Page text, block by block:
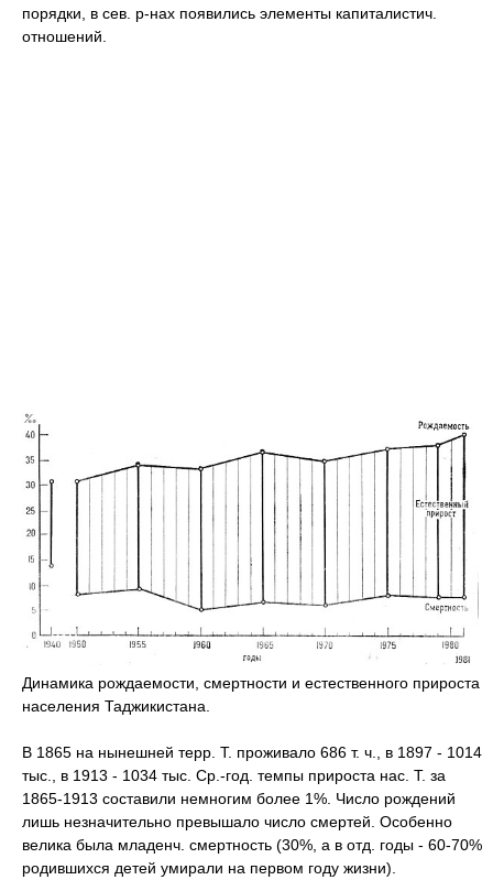
порядки, в сев. р-нах появились элементы капиталистич.
отношений.
Динамика рождаемости, смертности и естественного прироста
населения Таджикистана.
В 1865 на нынешней терр. Т. проживало 686 т. ч., в 1897 - 1014
тыс., в 1913 - 1034 тыс. Ср.-год. темпы прироста нас. Т. за
1865-1913 составили немногим более 1%. Число рождений
лишь незначительно превышало число смертей. Особенно
велика была младенч. смертность (30%, а в отд. годы - 60-70%
родившихся детей умирали на первом году жизни).